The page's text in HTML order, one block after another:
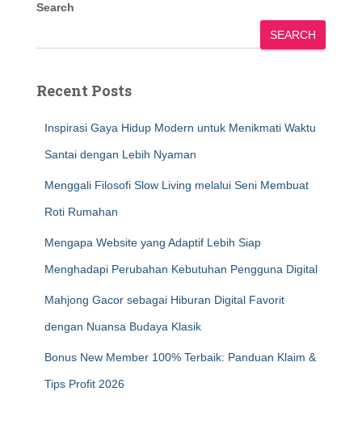
Search
SEARCH
Recent Posts
Inspirasi Gaya Hidup Modern untuk Menikmati Waktu
Santai dengan Lebih Nyaman
Menggali Filosofi Slow Living melalui Seni Membuat
Roti Rumahan
Mengapa Website yang Adaptif Lebih Siap
Menghadapi Perubahan Kebutuhan Pengguna Digital
Mahjong Gacor sebagai Hiburan Digital Favorit
dengan Nuansa Budaya Klasik
Bonus New Member 100% Terbaik: Panduan Klaim &
Tips Profit 2026